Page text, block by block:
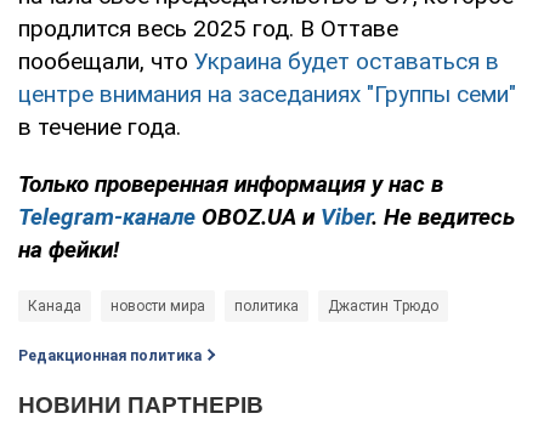
продлится весь 2025 год. В Оттаве
пообещали, что Украина будет оставаться в
центре внимания на заседаниях "Группы семи"
в течение года.
Только проверенная информация у нас в
Telegram-канале OBOZ.UA и Viber. Не ведитесь
на фейки!
Канада новости мира политика Джастин Трюдо
Редакционная политика